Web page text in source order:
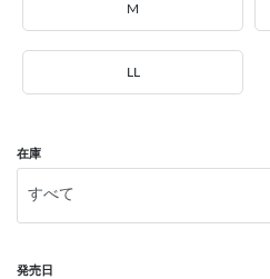
M
LL
在庫
発売日